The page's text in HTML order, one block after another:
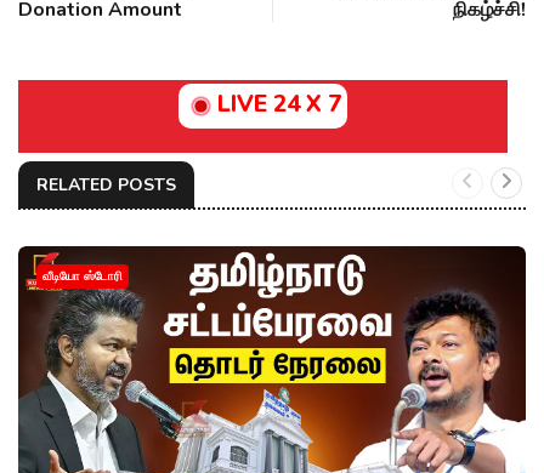
Donation Amount
நிகழ்ச்சி!
LIVE 24 X 7
RELATED POSTS
வீடியோ ஸ்டோரி